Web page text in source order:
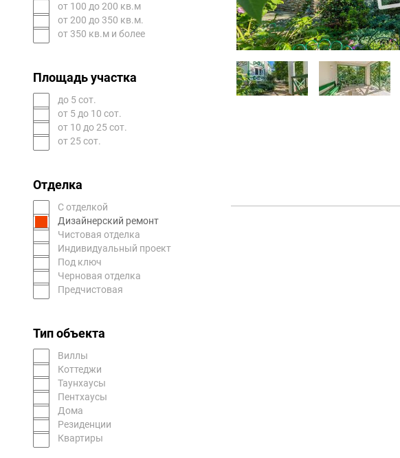
от 100 до 200 кв.м
от 200 до 350 кв.м.
от 350 кв.м и более
Площадь участка
до 5 сот.
от 5 до 10 сот.
от 10 до 25 сот.
от 25 сот.
Отделка
С отделкой
Дизайнерский ремонт
Чистовая отделка
Индивидуальный проект
Под ключ
Черновая отделка
Предчистовая
Тип объекта
Виллы
Коттеджи
Таунхаусы
Пентхаусы
Дома
Резиденции
Квартиры